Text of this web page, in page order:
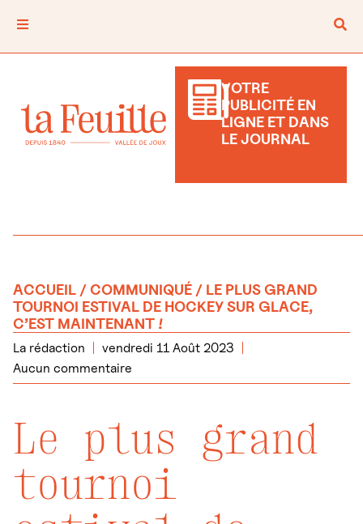
VOTRE
PUBLICITÉ EN
LIGNE ET DANS
LE JOURNAL
ACCUEIL /COMMUNIQUÉ / LE PLUS GRAND
TOURNOI ESTIVAL DE HOCKEY SUR GLACE,
C’EST MAINTENANT !
La rédaction
vendredi 11 Août 2023
Aucun commentaire
Le plus grand
tournoi